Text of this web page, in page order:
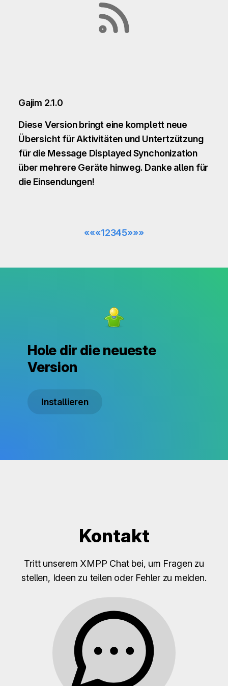
Gajim 2.1.0
Diese Version bringt eine komplett neue
Übersicht für Aktivitäten und Untertzützung
für die Message Displayed Synchonization
über mehrere Geräte hinweg. Danke allen für
die Einsendungen!
«««12345»»»
Hole dir die neueste
Version
Installieren
Kontakt
Tritt unserem XMPP Chat bei, um Fragen zu
stellen, Ideen zu teilen oder Fehler zu melden.